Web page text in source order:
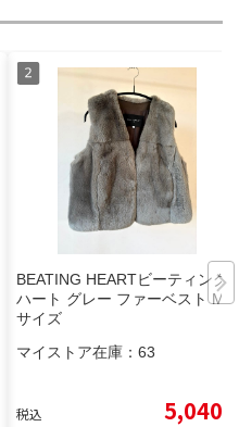
BEATING HEARTビーティング
ハート グレー ファーベスト M
サイズ
マイストア在庫： 63
税込 5,040